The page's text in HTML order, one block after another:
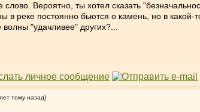
Вероятно, ты хотел сказать
в реке постоянно бьются о камень, но в
"удачливее" других?...
тому назад)